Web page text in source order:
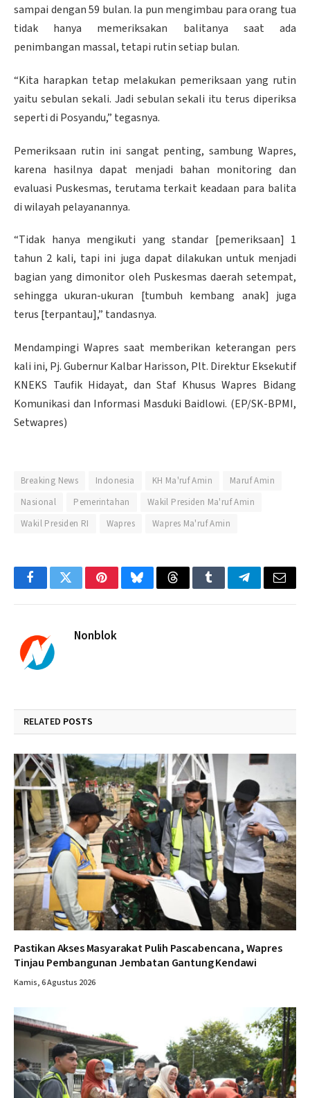
sampai dengan 59 bulan. Ia pun mengimbau para orang tua
tidak hanya memeriksakan balitanya saat ada
penimbangan massal, tetapi rutin setiap bulan.
“Kita harapkan tetap melakukan pemeriksaan yang rutin
yaitu sebulan sekali. Jadi sebulan sekali itu terus diperiksa
seperti di Posyandu,” tegasnya.
Pemeriksaan rutin ini sangat penting, sambung Wapres,
karena hasilnya dapat menjadi bahan monitoring dan
evaluasi Puskesmas, terutama terkait keadaan para balita
di wilayah pelayanannya.
“Tidak hanya mengikuti yang standar [pemeriksaan] 1
tahun 2 kali, tapi ini juga dapat dilakukan untuk menjadi
bagian yang dimonitor oleh Puskesmas daerah setempat,
sehingga ukuran-ukuran [tumbuh kembang anak] juga
terus [terpantau],” tandasnya.
Mendampingi Wapres saat memberikan keterangan pers
kali ini, Pj. Gubernur Kalbar Harisson, Plt. Direktur Eksekutif
KNEKS Taufik Hidayat, dan Staf Khusus Wapres Bidang
Komunikasi dan Informasi Masduki Baidlowi. (EP/SK-BPMI,
Setwapres)
Breaking News Indonesia KH Ma'ruf Amin
Maruf Amin
Nasional
Pemerintahan
Wakil Presiden Ma'ruf Amin
Wakil Presiden RI
Wapres Wapres Ma'ruf Amin
FacebookTwitterPinterestBlueskyThreadsTumblrTelegramEmail
Nonblok
RELATED POSTS
Pastikan Akses Masyarakat Pulih Pascabencana, Wapres
Tinjau Pembangunan Jembatan Gantung Kendawi
Kamis, 6 Agustus 2026